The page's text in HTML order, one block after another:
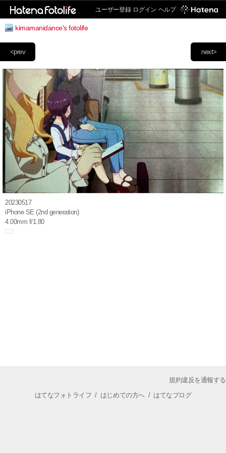
ユーザー登録 ログイン ヘルプ
kimamanidance's fotolife
next>
<prev
20230517
iPhone SE (2nd generation)
4.00mm f/1.80
規約違反を通報する
はてなフォトライフ / はじめての方へ/ はてなブログ